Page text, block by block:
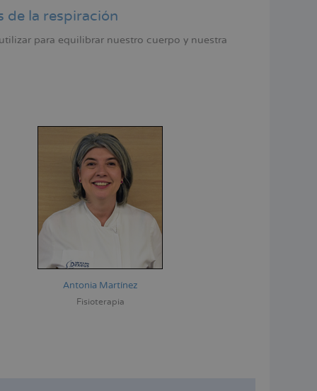
de la respiración
para equilibrar nuestro cuerpo y nuestra
Antonia Martínez
Fisioterapia